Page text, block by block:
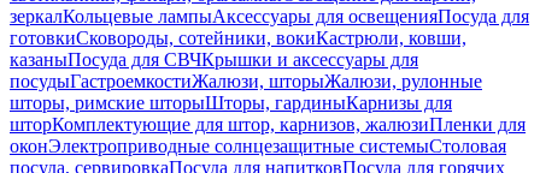
зеркалКольцевые лампыАксессуары для освещенияПосуда для
готовкиСковороды, сотейники, вокиКастрюли, ковши,
казаныПосуда для СВЧКрышки и аксессуары для
посудыГастроемкостиЖалюзи, шторыЖалюзи, рулонные
шторы, римские шторыШторы, гардиныКарнизы для
шторКомплектующие для штор, карнизов, жалюзиПленки для
оконЭлектроприводные солнцезащитные системыСтоловая
посуда, сервировкаПосуда для напитковПосуда для горячих